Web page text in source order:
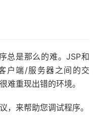
总是那么的难。JSP和
户端/服务器之间的交
难重现出错的环境。
，来帮助您调试程序。